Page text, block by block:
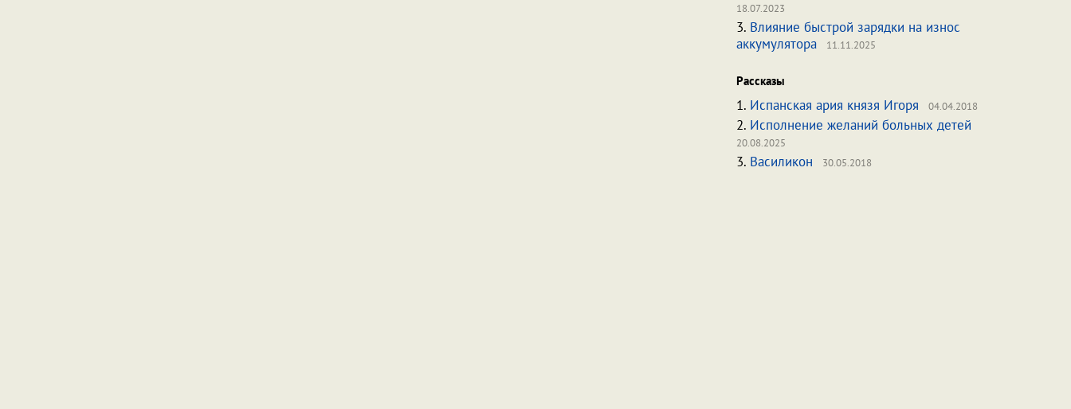
18.07.2023
3. Влияние быстрой зарядки на износ
аккумулятора
11.11.2025
Рассказы
1. Испанская ария князя Игоря 04.04.2018
2. Исполнение желаний больных детей
20.08.2025
3. Василикон 30.05.2018